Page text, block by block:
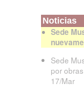
Noticias
Sede
Sede
por
17/Mar